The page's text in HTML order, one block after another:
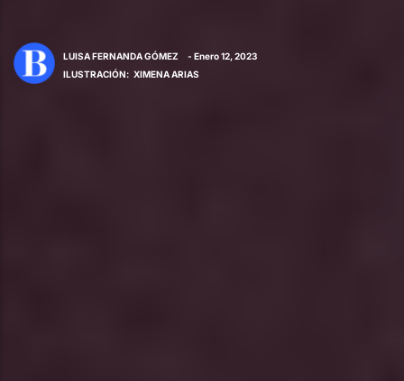
LUISA FERNANDA GÓMEZ
- Enero 12, 2023
ILUSTRACIÓN: XIMENA ARIAS